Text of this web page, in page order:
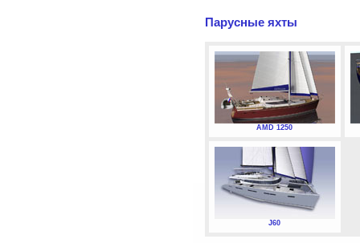
Парусные яхты
AMD 1250
J60